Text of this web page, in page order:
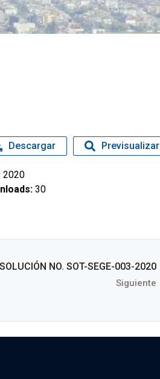
Descargar Previsualizar
2020
30
NO. SOT-SEGE-003-2020
Siguiente